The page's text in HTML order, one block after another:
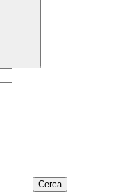
Cerca